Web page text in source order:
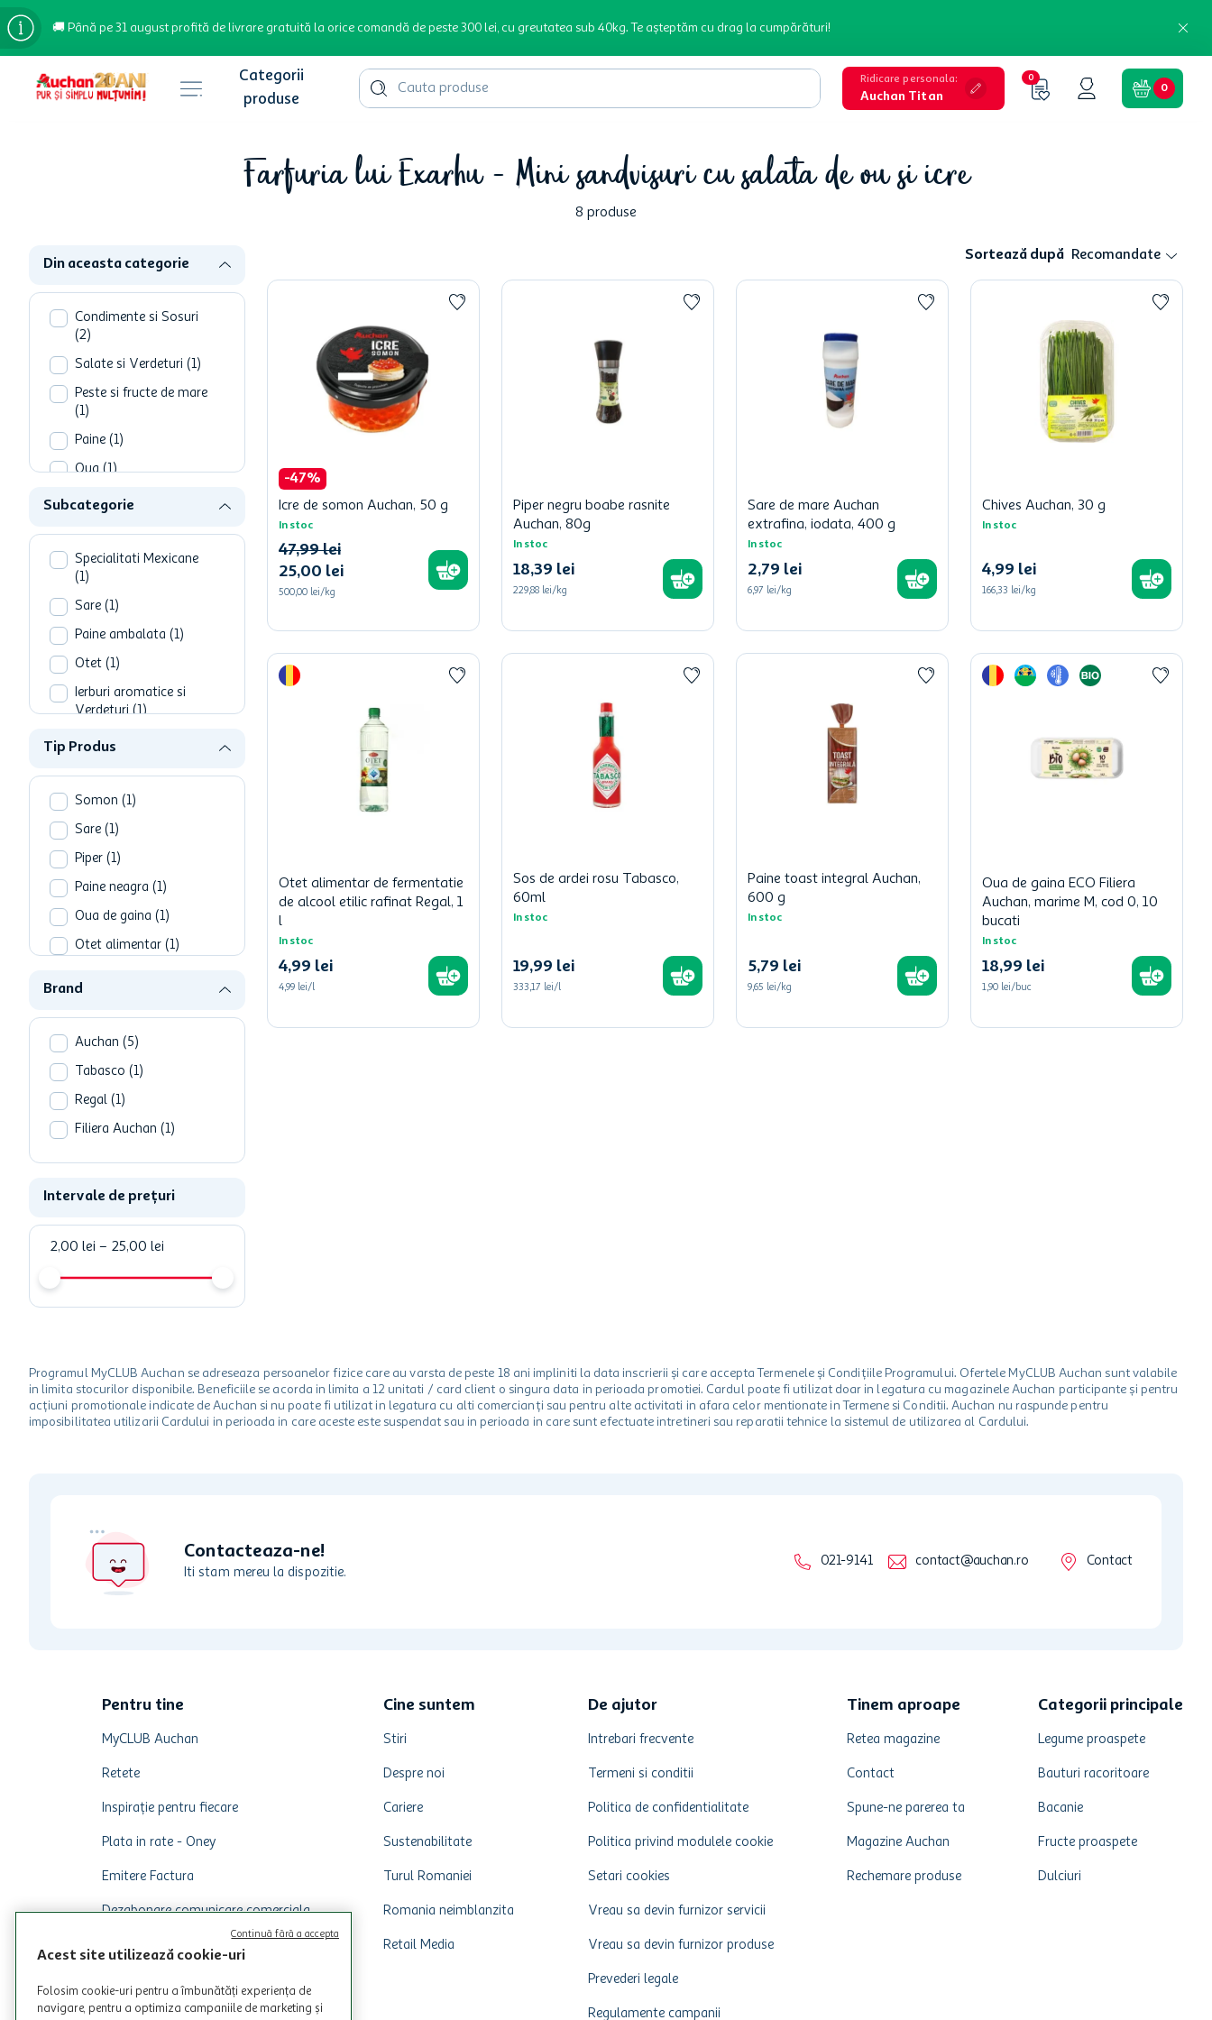
🚚 Până pe 31 august profită de livrare gratuită la orice comandă de peste 300 lei, cu greutatea sub 40kg. Te așteptăm cu drag la cumpărături!
Cauta produse
bere
apa plata
lapte
Ridicare personala:
Auchan Titan
0
0
Farfuria lui Exarhu - Mini sandvisuri cu salata de ou si icre
8 produse
Subcategorie
Specialitati Mexicane
(1)
Sare (1)
Paine ambalata (1)
Otet (1)
Ierburi aromatice si
Verdeturi (1)
Icre (
Brand
Auchan ( 5 )
Tabasco (1)
Regal (1)
Filiera Auchan (1)
Din aceasta categorie
Condimente si Sosuri
(2)
Salate si Verdeturi (1)
Peste si fructe de mare
(1)
Paine (1)
Oua (1)
Bucatarie internationala
Tip Produs
Somon (1)
Sare (1)
Piper (1)
Paine neagra (1)
Oua de gaina (1)
Otet alimentar (1)
(1
Intervale de prețuri
2,00 lei – 25,00 lei
Sortează după Recomandate
-47%
Icre de somon Auchan, 50 g
In stoc
25,00 lei
47,99 lei
500,00 lei/kg
Piper negru boabe rasnite
Auchan, 80g
In stoc
18,39 lei
229,88 lei/kg
Sare de mare Auchan
extrafina, iodata, 400 g
In stoc
2,79 lei
6,97 lei/kg
Chives Auchan, 30 g
In stoc
4,99 lei
166,33 lei/kg
Otet alimentar de fermentatie
de alcool etilic rafinat Regal, 1
l
In stoc
4,99 lei
4,99 lei/l
Sos de ardei rosu Tabasco,
60ml
In stoc
19,99 lei
333,17 lei/l
Paine toast integral Auchan,
600 g
In stoc
5,79 lei
9,65 lei/kg
Oua de gaina ECO Filiera
Auchan, marime M, cod 0, 10
bucati
In stoc
18,99 lei
1,90 lei/buc
Programul MyCLUB Auchan se adreseaza persoanelor fizice care au varsta de peste 18 ani impliniti la data inscrierii și care accepta Termenele și Condițiile Programului. Ofertele MyCLUB Auchan sunt valabile
in limita stocurilor disponibile. Beneficiile se acorda in limita a 12 unitati / card client o singura data in perioada promotiei. Cardul poate fi utilizat doar in legatura cu magazinele Auchan participante și pentru
acțiuni promotionale indicate de Auchan si nu poate fi utilizat in legatura cu alti comercianți sau pentru alte activitati in afara celor mentionate in Termene si Conditii. Auchan nu raspunde pentru
imposibilitatea utilizarii Cardului in perioada in care aceste este suspendat sau in perioada in care sunt efectuate intretineri sau reparatii tehnice la sistemul de utilizarea al Cardului.
Contacteaza-ne!
Iti stam mereu la dispozitie.
021-9141 contact@auchan.ro Contact
Pentru tine
MyCLUB Auchan
Retete
Inspirație pentru fiecare
Plata in rate - Oney
Emitere Factura
Dezabonare comunicare comerciala
Cine suntem
Stiri
Despre noi
Cariere
Sustenabilitate
Turul Romaniei
Romania neimblanzita
Retail Media
De ajutor
Intrebari frecvente
Termeni si conditii
Politica de confidentialitate
Politica privind modulele cookie
Setari cookies
Vreau sa devin furnizor servicii
Vreau sa devin furnizor produse
Prevederi legale
Regulamente campanii
Tinem aproape
Retea magazine
Contact
Spune-ne parerea ta
Magazine Auchan
Rechemare produse
Categorii principale
Legume proaspete
Bauturi racoritoare
Bacanie
Fructe proaspete
Dulciuri
Acest site utilizează cookie-uri
Folosim cookie-uri pentru a îmbunătăți experiența de
navigare, pentru a optimiza campaniile de marketing și
Continuă fără a accepta